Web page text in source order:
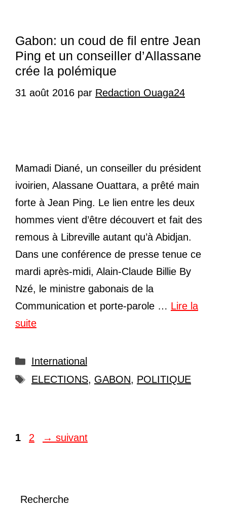
Gabon: un coud de fil entre Jean
Ping et un conseiller d’Allassane
crée la polémique
31 août 2016 par Redaction Ouaga24
Mamadi Diané, un conseiller du président
ivoirien, Alassane Ouattara, a prêté main
forte à Jean Ping. Le lien entre les deux
hommes vient d’être découvert et fait des
remous à Libreville autant qu’à Abidjan.
Dans une conférence de presse tenue ce
mardi après-midi, Alain-Claude Billie By
Nzé, le ministre gabonais de la
Communication et porte-parole … Lire la
suite
Catégories
International
Étiquettes
ELECTIONS, GABON, POLITIQUE
Page
1 Page
2 → suivant
Recherche